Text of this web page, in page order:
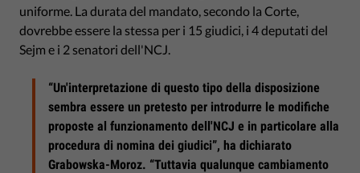
uniforme. La durata del mandato, secondo la Corte,
dovrebbe essere la stessa per i 15 giudici, i 4 deputati del
Sejm e i 2 senatori dell'NCJ.
“Un'interpretazione di questo tipo della disposizione
sembra essere un pretesto per introdurre le modifiche
proposte al funzionamento dell'NCJ e in particolare alla
procedura di nomina dei giudici”, ha dichiarato
Grabowska-Moroz. “Tuttavia qualunque cambiamento